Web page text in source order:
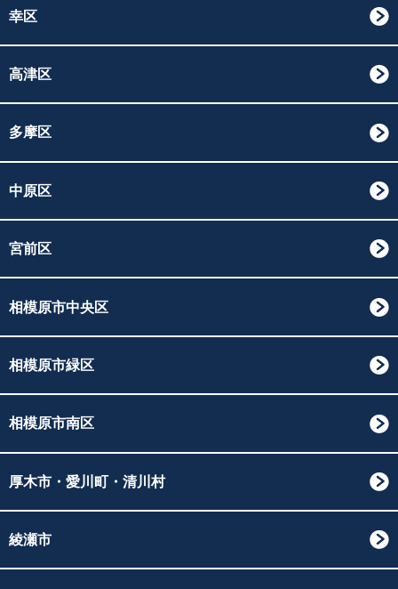
幸区
高津区
多摩区
中原区
宮前区
相模原市中央区
相模原市緑区
相模原市南区
厚木市・愛川町・清川村
綾瀬市